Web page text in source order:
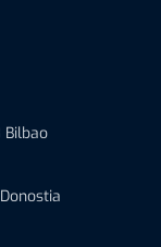
Bilbao